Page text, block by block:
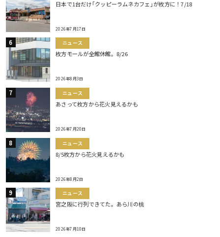
日本で1台だけ｢クッピーラムネカフェ｣が枚方に！7/18
2026年7月17日
ニュース
枚方モールが全館休館。8/26
2026年8月3日
ニュース
あさって枚方から花火見えるかも
2026年7月20日
ニュース
8/5枚方から花火見えるかも
2026年8月2日
ニュース
宮之阪に行列できてた。あら川の桃
2026年7月10日